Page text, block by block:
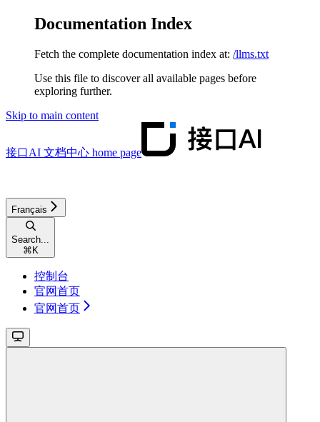
Documentation Index
Fetch the complete documentation index at: /llms.txt
Use this file to discover all available pages before
exploring further.
Skip to main content
接口AI 文档中心 home page
Français
Search...
⌘ K
控制台
官网首页
官网首页